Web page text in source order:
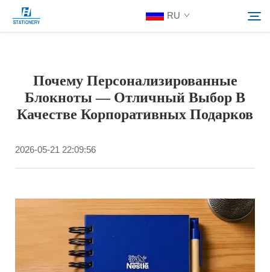
RU
Продукция
О нас
Индивидуальные решения
Связаться С Нами
Поиск
Почему Персонализированные
Блокноты — Отличный Выбор В
Качестве Корпоративных Подарков
2026-05-21 22:09:56